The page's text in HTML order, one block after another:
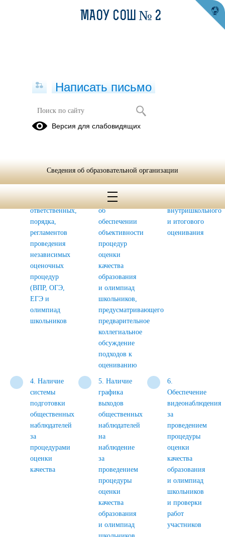
Мониторинг объективности
оценочных процедур МБОУ СОШ
1. Наличие
ответственных,
порядка,
регламентов
проведения
независимых
оценочных
процедур
(ВПР, ОГЭ,
ЕГЭ и
олимпиад
школьников
документа)
об
обеспечении
объективности
процедур
оценки
качества
образования
и олимпиад
школьников,
предусматривающего
предварительное
коллегиальное
обсуждение
подходов к
оцениванию
внутришкольного
и итогового
оценивания
4. Наличие
системы
подготовки
общественных
наблюдателей
за
процедурами
оценки
качества
5. Наличие
графика
выходов
общественных
наблюдателей
на
наблюдение
за
проведением
процедуры
оценки
качества
образования
и олимпиад
6.
Обеспечение
видеонаблюдения
за
проведением
процедуры
оценки
качества
образования
и олимпиад
школьников
и проверки
работ
участников
МАОУ СОШ № 2
Написать письмо
Версия для слабовидящих
Сведения об образовательной организации